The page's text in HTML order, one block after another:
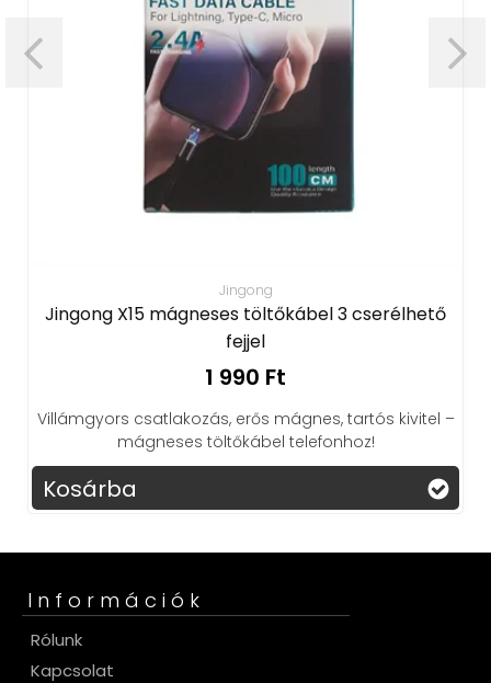
Jingong
Jingong X15 mágneses töltőkábel 3 cserélhető
fejjel
1 990 Ft
Villámgyors csatlakozás, erős mágnes, tartós kivitel –
mágneses töltőkábel telefonhoz!
Kosárba
Információk
Rólunk
Kapcsolat